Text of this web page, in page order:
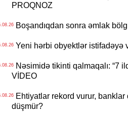
PROQNOZ
Boşandıqdan sonra əmlak
Yeni hərbi obyektlər istifadəyə
Nəsimidə tikinti qalmaqalı: “7
VİDEO
Ehtiyatlar rekord vurur, banklar
düşmür?